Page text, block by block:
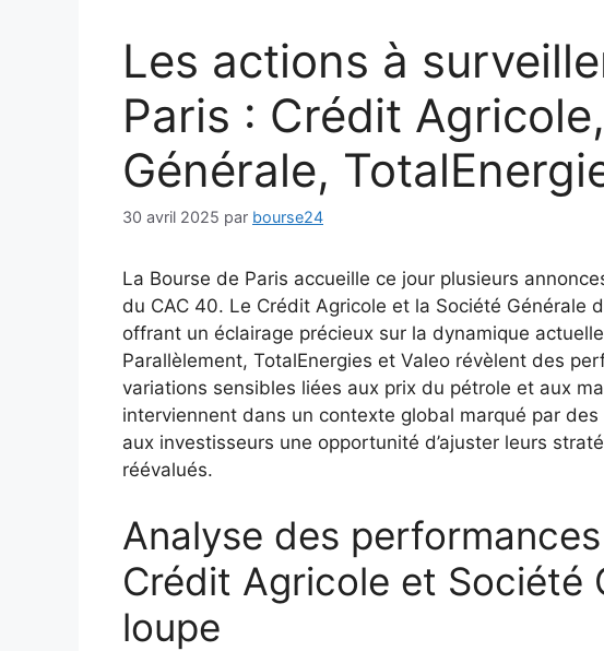
Les actions à
Paris : Crédit
Générale,
30 avril 2025 par bourse24
La Bourse de Paris accueille ce jour plusieurs
du CAC 40. Le Crédit Agricole et la Société Générale
offrant un éclairage précieux sur la dynamique
Parallèlement, TotalEnergies et Valeo révèlent des
variations sensibles liées aux prix du pétrole et aux
interviennent dans un contexte global marqué par
aux investisseurs une opportunité d’ajuster leurs
réévalués.
Analyse des
Crédit Agricole et Société
loupe